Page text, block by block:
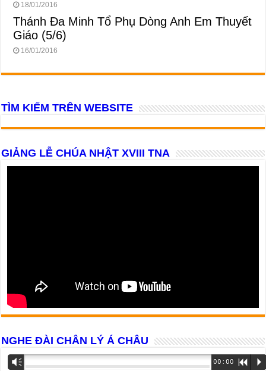
18/01/2016
Thánh Đa Minh Tổ Phụ Dòng Anh Em Thuyết
Giáo (5/6)
16/01/2016
TÌM KIẾM TRÊN WEBSITE
GIẢNG LỄ CHÚA NHẬT XVIII TNA
NGHE ĐÀI CHÂN LÝ Á CHÂU
Trình
Vm 00:00 R P